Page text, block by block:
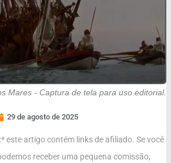
Mares - Captura de tela para uso editorial.
29 de agosto de 2025
este artigo contém links de afiliado. Se você
receber uma pequena comissão,